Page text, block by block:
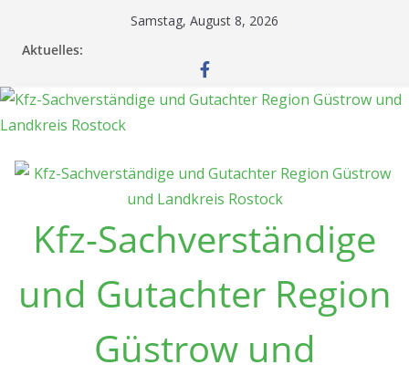
Samstag, August 8, 2026
Aktuelles:
Kfz-Sachverständige
und Gutachter Region
Güstrow und